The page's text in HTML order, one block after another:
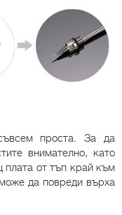
проста. За да
внимателно, като
плата от тъп край към
да повреди върха